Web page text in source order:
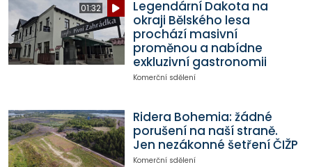
01:32
Legendární Dakota na
okraji Bělského lesa
prochází masivní
proměnou a nabídne
exkluzivní gastronomii
Komerční sdělení
Ridera Bohemia: žádné
porušení na naší straně.
Jen nezákonné šetření ČIŽP
Komerční sdělení